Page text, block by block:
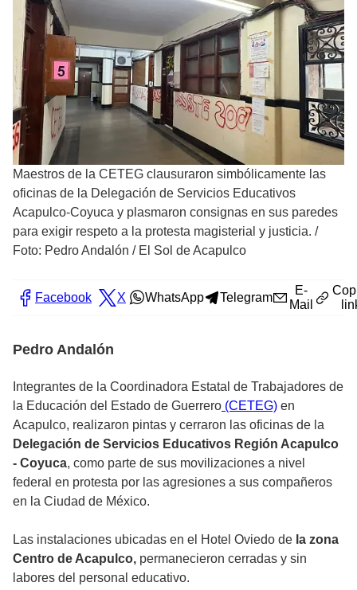
Maestros de la CETEG clausuraron simbólicamente las
oficinas de la Delegación de Servicios Educativos
Acapulco-Coyuca y plasmaron consignas en sus paredes
para exigir respeto a la protesta magisterial y justicia. /
Foto: Pedro Andalón / El Sol de Acapulco
Facebook X WhatsApp Telegram
E-
Mail
Pedro Andalón
Integrantes de la Coordinadora Estatal de Trabajadores de
la Educación del Estado de Guerrero (CETEG) en
Acapulco, realizaron pintas y cerraron las oficinas de la
Delegación de Servicios Educativos Región Acapulco
- Coyuca, como parte de sus movilizaciones a nivel
federal en protesta por las agresiones a sus compañeros
en la Ciudad de México.
Las instalaciones ubicadas en el Hotel Oviedo de la zona
Centro de Acapulco, permanecieron cerradas y sin
labores del personal educativo.